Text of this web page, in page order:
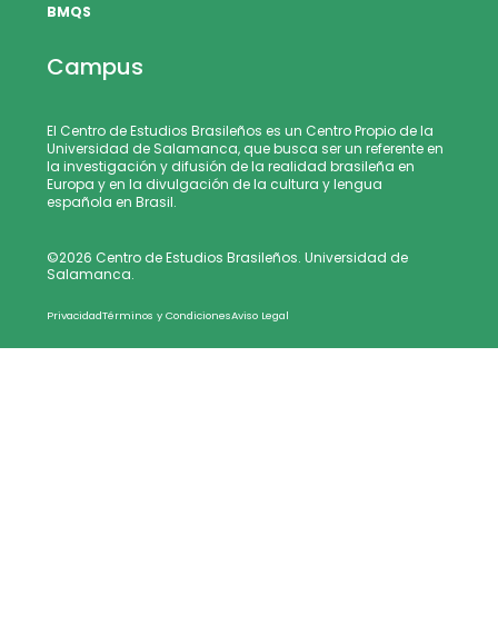
BMQS
Campus
El Centro de Estudios Brasileños es un Centro Propio de la
Universidad de Salamanca, que busca ser un referente en
la investigación y difusión de la realidad brasileña en
Europa y en la divulgación de la cultura y lengua
española en Brasil.
©2026 Centro de Estudios Brasileños. Universidad de
Salamanca.
PrivacidadTérminos y CondicionesAviso Legal